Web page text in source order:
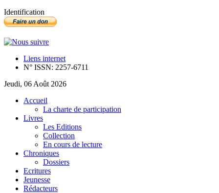
Identification
Liens internet
N° ISSN: 2257-6711
Jeudi, 06 Août 2026
Accueil
La charte de participation
Livres
Les Editions
Collection
En cours de lecture
Chroniques
Dossiers
Ecritures
Jeunesse
Rédacteurs